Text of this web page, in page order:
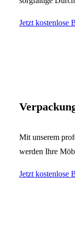
Jetzt kostenlose
Mit unserem
werden Ihre
Jetzt kostenlose